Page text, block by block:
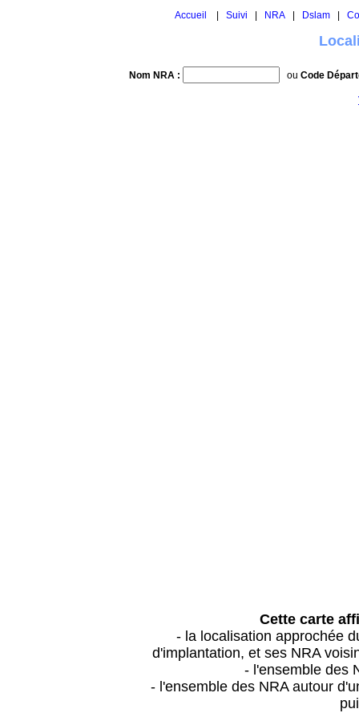
Accueil Suivi NRA Dslam
Nom NRA : ou Code
Cette carte
- la localisation approchée
d'implantation, et ses NRA
- l'ensemble des
- l'ensemble des NRA autour